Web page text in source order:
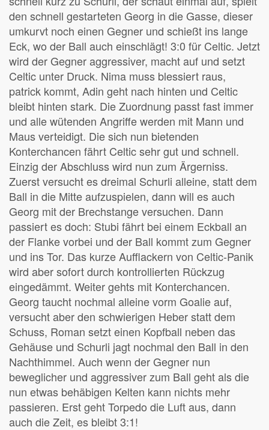
den schnell gestarteten Georg in die Gasse, dieser
umkurvt noch einen Gegner und schießt ins lange
Eck, wo der Ball auch einschlägt! 3:0 für Celtic. Jetzt
wird der Gegner aggressiver, macht auf und setzt
Celtic unter Druck. Nima muss blessiert raus,
patrick kommt, Adin geht nach hinten und Celtic
bleibt hinten stark. Die Zuordnung passt fast immer
und alle wütenden Angriffe werden mit Mann und
Maus verteidigt. Die sich nun bietenden
Konterchancen fährt Celtic sehr gut und schnell.
Einzig der Abschluss wird nun zum Ärgerniss.
Zuerst versucht es dreimal Schurli alleine, statt dem
Ball in die Mitte aufzuspielen, dann will es auch
Georg mit der Brechstange versuchen. Dann
passiert es doch: Stubi fährt bei einem Eckball an
der Flanke vorbei und der Ball kommt zum Gegner
und ins Tor. Das kurze Aufflackern von Celtic-Panik
wird aber sofort durch kontrollierten Rückzug
eingedämmt. Weiter gehts mit Konterchancen.
Georg taucht nochmal alleine vorm Goalie auf,
versucht aber den schwierigen Heber statt dem
Schuss, Roman setzt einen Kopfball neben das
Gehäuse und Schurli jagt nochmal den Ball in den
Nachthimmel. Auch wenn der Gegner nun
beweglicher und aggressiver zum Ball geht als die
nun etwas behäbigen Kelten kann nichts mehr
passieren. Erst geht Torpedo die Luft aus, dann
auch die Zeit, es bleibt 3:1!